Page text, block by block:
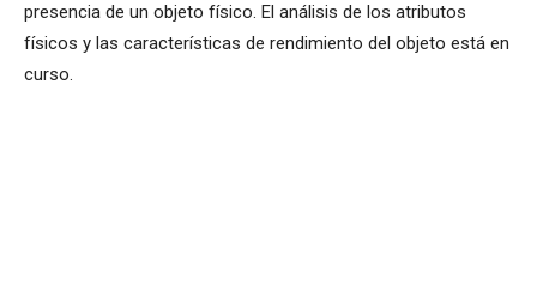
presencia de un objeto físico. El análisis de los atributos
físicos y las características de rendimiento del objeto está en
curso.